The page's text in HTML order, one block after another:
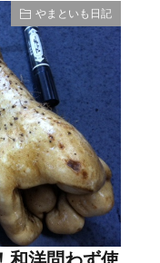
やまといも日記